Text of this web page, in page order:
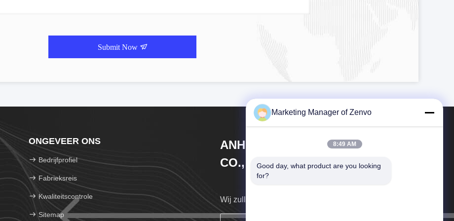
Submit Now
ONGEVEER ONS
Bedrijfprofiel
Fabrieksreis
Kwaliteitscontrole
Sitemap
ANHUI ZENVO TECHNOLOGY
CO., LTD
Wij zullen aan u zo spoedig mogelijk terugkeren.
Marketing Manager of Zenvo
8:49 AM
Good day, what product are you looking
for?